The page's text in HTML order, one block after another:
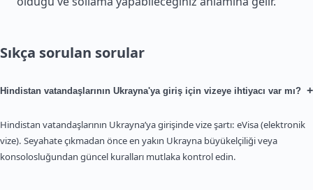
Sıkça sorulan sorular
Hindistan vatandaşlarının Ukrayna'ya giriş için vizeye ihtiyacı var mı? +
Hindistan vatandaşlarının Ukrayna’ya girişinde vize şartı: eVisa (elektronik
vize). Seyahate çıkmadan önce en yakın Ukrayna büyükelçiliği veya
konsolosluğundan güncel kuralları mutlaka kontrol edin.